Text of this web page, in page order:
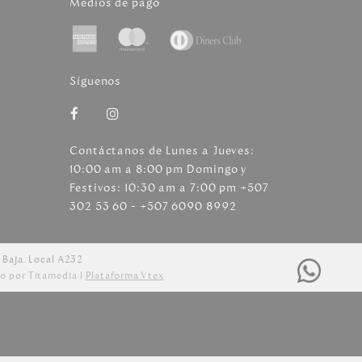
Síguenos
Contáctanos de Lunes a Jueves:
10:00 am a 8:00 pm Domingo y
Festivos: 10:30 am a 7:00 pm +507
302 53 60 - +507 6090 8992
Local A232
por Titamedia l Plataforma Vtex